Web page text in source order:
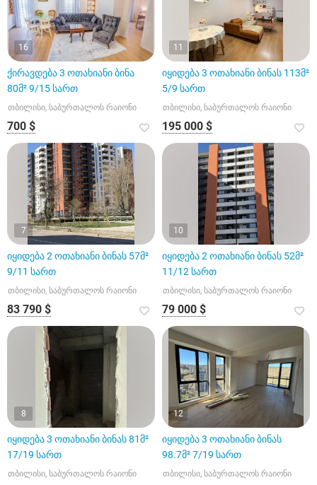
16
ქირავდება 3 ოთახიანი ბინა
80მ² 9/15 სართ
თბილისი, საბურთალოს რაიონი
700 $
11
იყიდება 3 ოთახიანი ბინას 113მ²
5/9 სართ
თბილისი, საბურთალოს რაიონი
195 000 $
7
იყიდება 2 ოთახიანი ბინას 57მ²
9/11 სართ
თბილისი, საბურთალოს რაიონი
83 790 $
10
იყიდება 2 ოთახიანი ბინას 52მ²
11/12 სართ
თბილისი, საბურთალოს რაიონი
79 000 $
8
იყიდება 3 ოთახიანი ბინას 81მ²
17/19 სართ
თბილისი, საბურთალოს რაიონი
12
იყიდება 3 ოთახიანი ბინას
98.7მ² 7/19 სართ
თბილისი, საბურთალოს რაიონი